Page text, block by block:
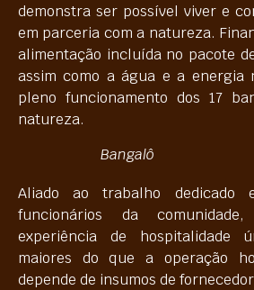
demonstra ser possível viver e
em parceria com a natureza.
alimentação incluída no pacote
assim como a água e a energia
pleno funcionamento dos 17
natureza.
Bangalô
Aliado ao trabalho dedicado
funcionários da
experiência de hospitalidade
maiores do que a operação
depende de insumos de